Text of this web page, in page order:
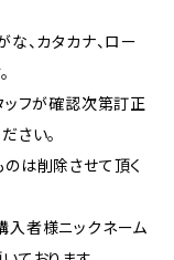
、カタカナ、ロー
ッフが確認次第訂正
さい。
は削除させて頂く
入者様ニックネーム